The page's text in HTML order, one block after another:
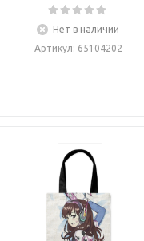
Нет в наличии
Артикул: 65104202